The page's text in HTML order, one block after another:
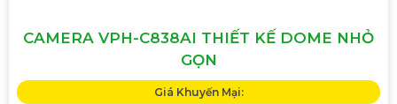
CAMERA VPH-C838AI THIẾT KẾ DOME NHỎ
GỌN
Giá Khuyến Mại: